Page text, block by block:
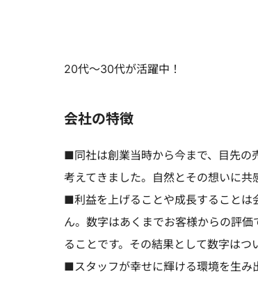
20代～30代が活躍中！
会社の特徴
■同社は創業当時から今まで、目先の
考えてきました。自然とその想いに共
■利益を上げることや成長することは
ん。数字はあくまでお客様からの評
ることです。その結果として数字はつ
■スタッフが幸せに輝ける環境を生み